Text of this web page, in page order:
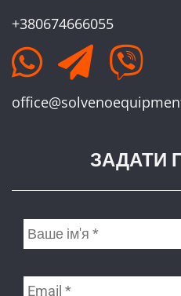
+380674666055
ЗАДАТИ